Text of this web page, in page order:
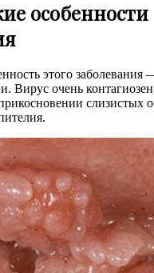
особенности
этого
Вирус очень
слизистых